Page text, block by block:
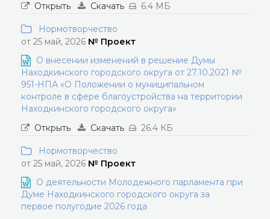
Открыть
Скачать 6.4 МБ
Нормотворчество
от 25 май, 2026 № Проект
О внесении изменений в решение Думы
Находкинского городского округа от 27.10.2021 №
951-НПА «О Положении о муниципальном
контроле в сфере благоустройства на территории
Находкинского городского округа»
Открыть
Скачать 26.4 КБ
Нормотворчество
от 25 май, 2026 № Проект
О деятельности Молодежного парламента при
Думе Находкинского городского округа за
первое полугодие 2026 года